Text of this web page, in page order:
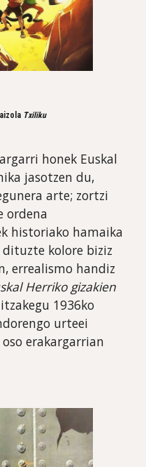
Txiliku
honek Euskal
jasotzen du,
arte; zortzi
ordena
historiako hamaika
kolore biziz
errealismo handiz
Herriko gizakien
1936ko
urteei
erakargarrian